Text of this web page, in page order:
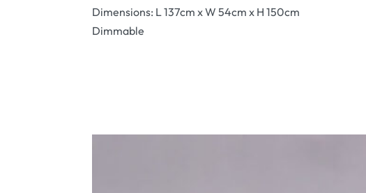
Dimensions: L 137cm x W 54cm x H 150cm
Dimmable